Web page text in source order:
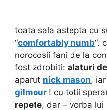
toata sala astepta cu
“comfortably numb“.
norocosii fani de la
fost zdrobiti: alaturi
aparut nick mason,
gilmour ! cu totii
repete, dar – vorba lui